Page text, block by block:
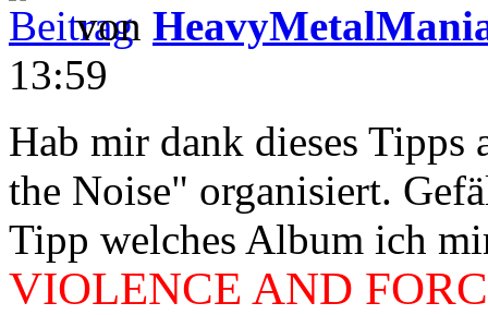
von
13:59
Hab mir dank dieses
the Noise" organisiert.
Tipp welches Album ich
VIOLENCE AND